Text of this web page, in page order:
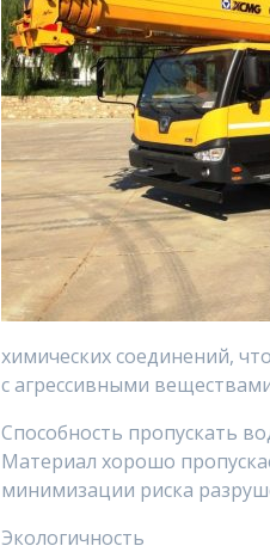
химических соединений,
с агрессивными
Способность пропускать
Материал хорошо
минимизации риска
Экологичность